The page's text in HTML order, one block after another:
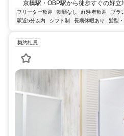
京橋駅・OBP駅から徒歩すぐの好立
フリーター歓迎 転勤なし 経験者歓迎 ブラ
駅近5分以内
シフト制 長期休暇あり 髪型
契約社員